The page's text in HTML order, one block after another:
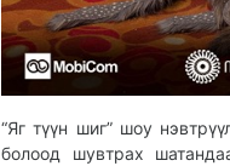
“Яг түүн шиг” шоу
болоод шувтрах